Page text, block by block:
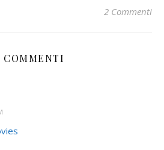
2 Commenti
COMMENTI